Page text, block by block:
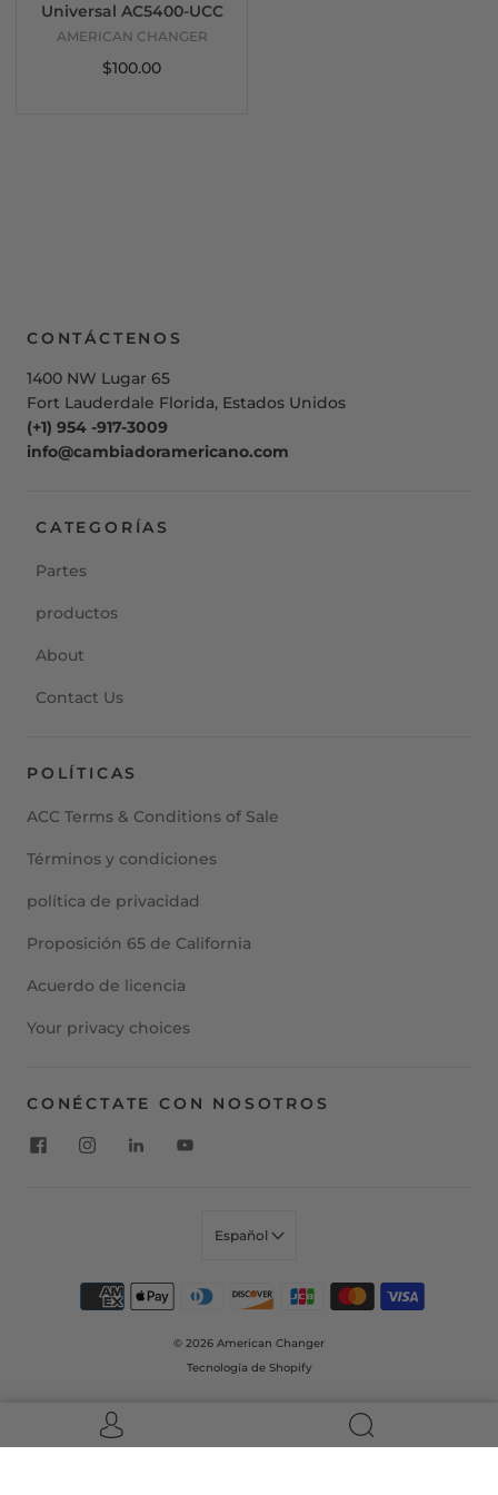
Universal AC5400-UCC
AMERICAN CHANGER
$100.00
CONTÁCTENOS
1400 NW Lugar 65
Fort Lauderdale Florida, Estados Unidos
(+1) 954 -917-3009
info@cambiadoramericano.com
CATEGORÍAS
Partes
productos
About
Contact Us
POLÍTICAS
ACC Terms & Conditions of Sale
Términos y condiciones
política de privacidad
Proposición 65 de California
Acuerdo de licencia
Your privacy choices
CONÉCTATE CON NOSOTROS
© 2026 American Changer
Tecnología de Shopify
Español